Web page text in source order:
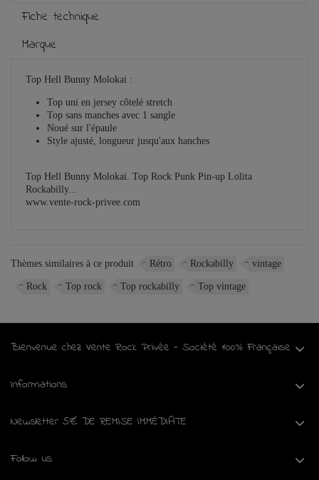
Fiche technique
Marque
Top Hell Bunny Molokai :
Top uni en jersey côtelé stretch
Top sans manches avec 1 sangle
Noué sur l'épaule
Style ajusté, longueur jusqu'aux hanches
Top Hell Bunny Molokai. Top Rock Punk Pin-up Lolita
Rockabilly...
www.vente-rock-privee.com
Thèmes similaires à ce produit Rétro Rockabilly vintage
Rock Top rock Top rockabilly Top vintage
Bienvenue chez Vente Rock Privée - Société 100% Française
Informations
Newsletter 5€ DE REMISE IMMÉDIATE
Follow us